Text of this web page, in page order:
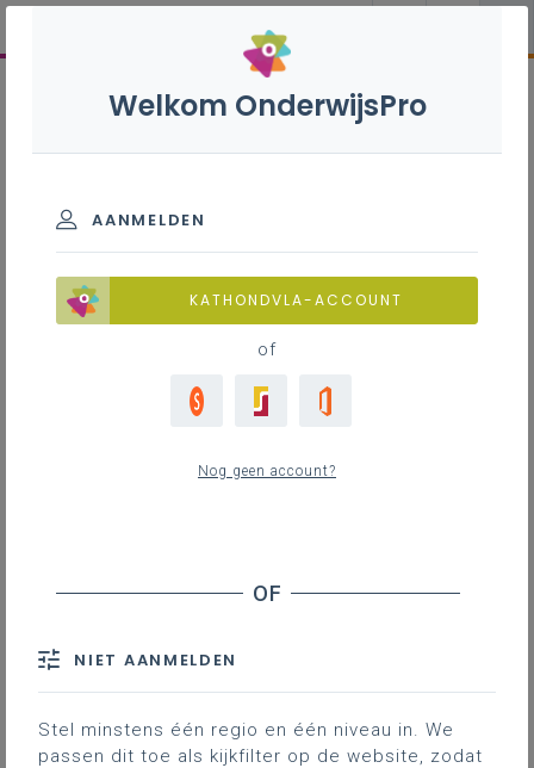
Welkom OnderwijsPro
AANMELDEN
KATHONDVLA-ACCOUNT
of
Nog geen account?
NIET AANMELDEN
Stel minstens één regio en één niveau in. We
passen dit toe als kijkfilter op de website, zodat